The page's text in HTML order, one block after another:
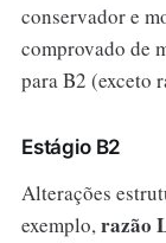
conservador e
comprovado de
para B2 (exceto
Estágio B2
Alterações
exemplo,razão